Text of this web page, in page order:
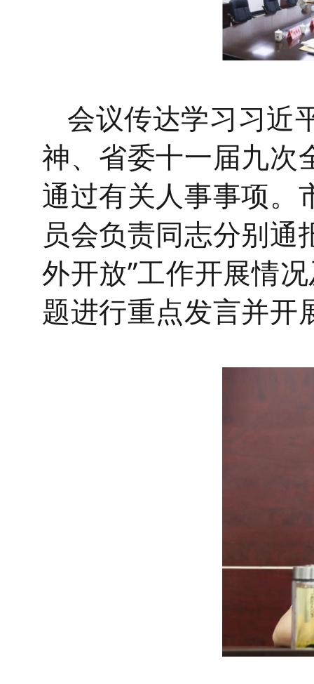
会议传达学习习近
神、省委十一届九次
通过有关人事事项。
员会负责同志分别通
外开放”工作开展情
题进行重点发言并开